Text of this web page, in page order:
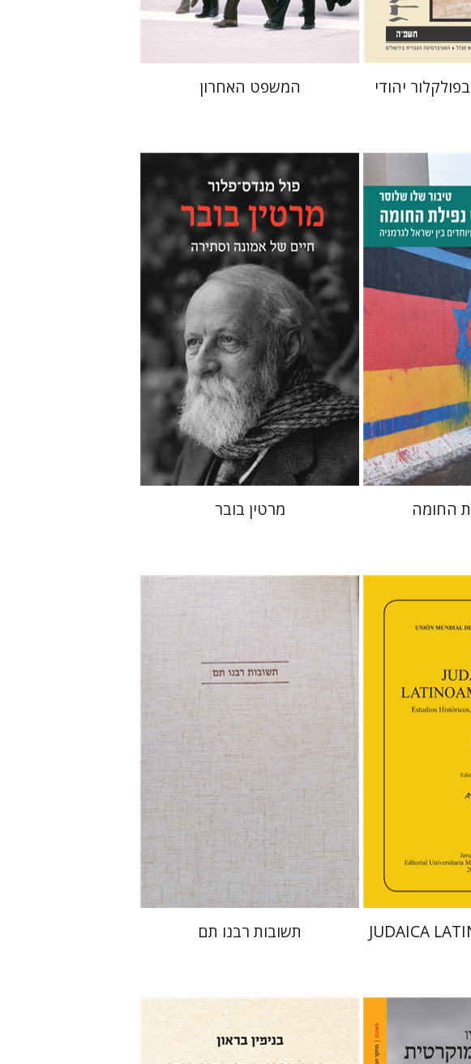
$32
יהודי
$46
$41
המשפט האחרון
מודפס
החומה
פול מנדס-פלור
מתן אורם
הנחת אתר ספר מודפס
$35
$32
מרטין בובר
פולט
רויטמן אפרים זדוף
JUDAICA
הנחת אתר ספר מודפס
$45
תשובות רבנו תם